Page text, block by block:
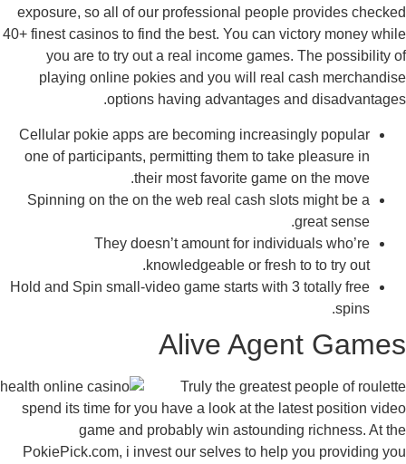
exposure, so all of our professional people provides
40+ finest casinos to find the best. You can victory money
you are to try out a real income games. The possibility
playing online pokies and you will real cash
options having advantages and
Cellular pokie apps are becoming increasingly popular
one of participants, permitting them to take pleasure in
their most favorite game on the move.
Spinning on the on the web real cash slots might be a
great sense.
They doesn’t amount for individuals who’re
knowledgeable or fresh to to try out.
Hold and Spin small-video game starts with 3 totally free
spins.
Alive Agent
Truly the greatest people of
spend its time for you have a look at the latest position
game and probably win astounding richness. At
PokiePick.com, i invest our selves to help you providing